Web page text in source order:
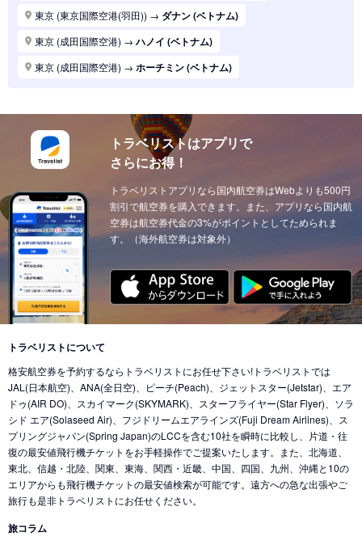
東京 (東京国際空港(羽田)) シンガポール (シンガポール)
東京 (東京国際空港(羽田)) ロンドン (イギリス(英国))
東京 (東京国際空港(羽田)) ホーチミン (ベトナム)
東京 (東京国際空港(羽田))→台北 (台湾)
東京 (東京国際空港(羽田))→広州 (中国)
東京 (東京国際空港(羽田))→北京 (中国)
東京 (東京国際空港(羽田)) → サンフランシスコ (アメリカ)
東京 (東京国際空港(羽田))→ニューヨーク (アメリカ)
東京 (東京国際空港(羽田))→クアラルンプール (マレーシア)
東京 (東京国際空港(羽田))→ウィーン (オーストリア)
東京 (東京国際空港(羽田))→バンクーバー (カナダ)
東京 (東京国際空港(羽田)) → シカゴ (アメリカ)
東京 (東京国際空港(羽田))
東京 (東京国際空港(羽田))→ ロサンゼルス (アメリカ)
東京 (東京国際空港(羽田))→ ミネアポリス (アメリカ)
東京 (東京国際空港(羽田))→ トロント (カナダ)
東京 (東京国際空港(羽田))→コナ-ハワイ島 (ハワイ)
東京 (東京国際空港(羽田)) → ダナン (ベトナム)
東京 (成田国際空港) → ハノイ (ベトナム)
東京 (成田国際空港) → ホーチミン (ベトナム)
東京 (東京国際空港(羽田))→ドーハ (カタール)
東京 (成田国際空港) →ドーハ (カタール)
東京 (成田国際空港) →アブダビ (アラブ首長国)
東京 (成田国際空港)→イスタンブール (トルコ)
東京 (成田国際空港)→ウィーン (オーストリア)
東京 (成田国際空港) チューリッヒ (スイス)
東京 (成田国際空港)→カイロ（エジプト） (エジプト)
東京 (成田国際空港) →北京 (中国) 東京 (成田国際空港)→香港 (香港)
東京 (成田国際空港)→デリー (インド)
東京 (東京国際空港(羽田))
東京 (成田国際空港) → ドバイ (アラブ首長国)
東京 (東京国際空港(羽田))→ジャカルタ (インドネシア)
東京 (成田国際空港) → バリ島 (インドネシア)
東京 (成田国際空港) →ナンディ（フィジー） (フィジー)
東京 (成田国際空港) →クアラルンプール (マレーシア)
東京 (成田国際空港)→コタキナバル (マレーシア)
東京 (東京国際空港(羽田))
トラベリストはアプリで
さらにお得！
トラベリストアプリなら国内航空券はWebよりも500円
割引で航空券を購入できます。また、アプリなら国内航
空券は航空券代金の3%がポイントとしてためられま
す。（海外航空券は対象外）
トラベリストについて
格安航空券を予約するならトラベリストにお任せ下さい!トラベリストでは
JAL(日本航空)、ANA(全日空)、ピーチ(Peach)、ジェットスター(Jetstar)、エア
ドゥ(AIR DO)、スカイマーク(SKYMARK)、スターフライヤー(Star Flyer)、ソラ
シド エア(Solaseed Air)、フジドリームエアラインズ(Fuji Dream Airlines)、ス
プリングジャパン(Spring Japan)のLCCを含む10社を瞬時に比較し、片道・往
復の最安値飛行機チケットをお手軽操作でご提案いたします。また、北海道、
東北、信越・北陸、関東、東海、関西・近畿、中国、四国、九州、沖縄と10の
エリアからも飛行機チケットの最安値検索が可能です。遠方への急な出張やご
旅行も是非トラベリストにお任せください。
旅コラム